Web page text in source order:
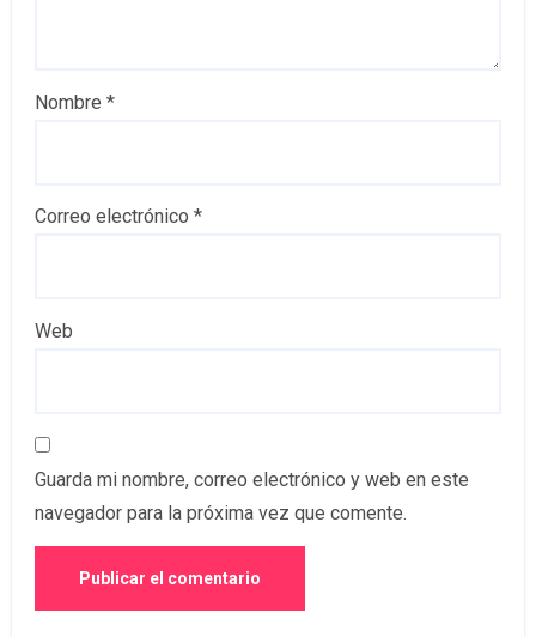
Nombre *
Correo electrónico *
Web
Guarda mi nombre, correo electrónico y web en este
navegador para la próxima vez que comente.